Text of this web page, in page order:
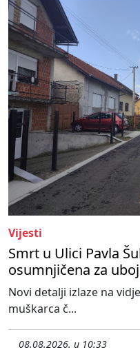
Vijesti
Smrt u Ulici Pavla
osumnjičena za
Novi detalji izlaze na
muškarca č...
08.08.2026. u 10:33